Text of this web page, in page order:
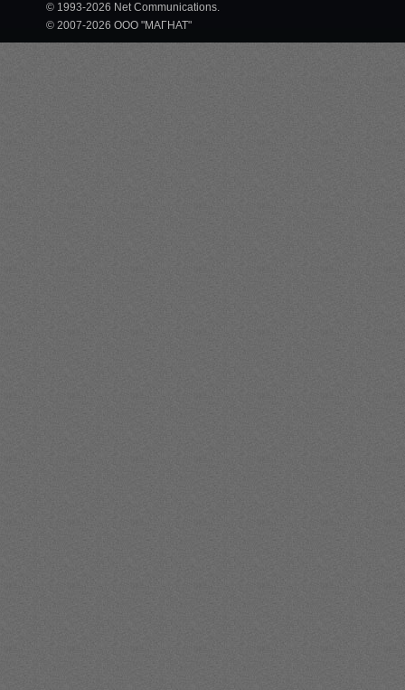
© 1993-2026 Net Communications.
© 2007-2026 ООО "МАГНАТ"